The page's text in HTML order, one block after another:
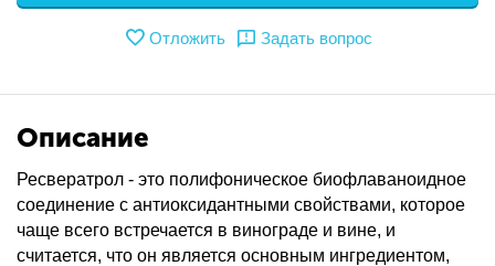
Отложить Задать вопрос
Описание
Ресвератрол - это полифоническое биофлаваноидное
соединение с антиоксидантными свойствами, которое
чаще всего встречается в винограде и вине, и
считается, что он является основным ингредиентом,